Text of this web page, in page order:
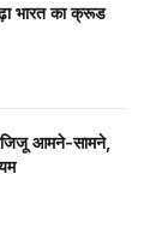
भारत का क्रूड
आमने-सामने,